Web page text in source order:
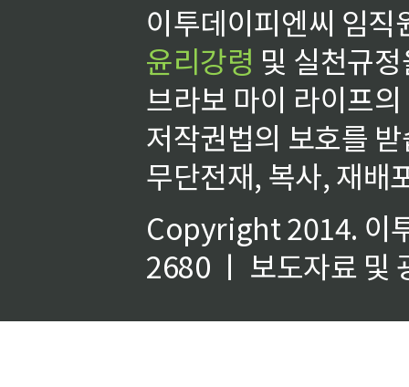
이투데이피엔씨 임
윤리강령 및 실천규
브라보 마이 라이프
저작권법의 보호를
무단전재, 복사, 재배
Copyright 2014. 이
2680 ㅣ 보도자료